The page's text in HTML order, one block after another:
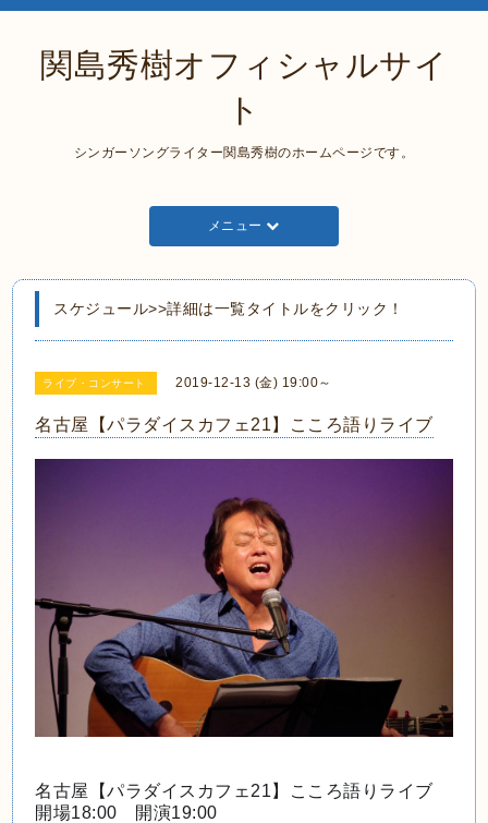
関島秀樹オフィシャルサイ
ト
シンガーソングライター関島秀樹のホームページです。
メニュー
スケジュール>>詳細は一覧タイトルをクリック！
ライブ・コンサート 2019-12-13 (金) 19:00～
名古屋【パラダイスカフェ21】こころ語りライブ
名古屋【パラダイスカフェ21】こころ語りライブ
開場18:00　開演19:00